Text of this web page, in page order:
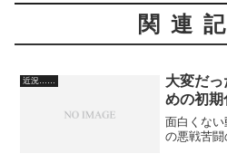
関連
近況……
大変だ
めの初期
面白くな
の悪戦苦闘